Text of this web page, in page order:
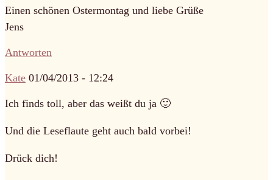
Einen schönen Ostermontag und liebe Grüße
Jens
Antworten
Kate 01/04/2013 - 12:24
Ich finds toll, aber das weißt du ja 🙂
Und die Leseflaute geht auch bald vorbei!
Drück dich!